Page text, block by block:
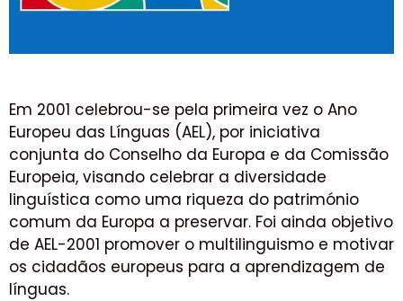
Em 2001 celebrou-se pela primeira vez o Ano
Europeu das Línguas (AEL), por iniciativa
conjunta do Conselho da Europa e da Comissão
Europeia, visando celebrar a diversidade
linguística como uma riqueza do património
comum da Europa a preservar. Foi ainda objetivo
de AEL-2001 promover o multilinguismo e motivar
os cidadãos europeus para a aprendizagem de
línguas.